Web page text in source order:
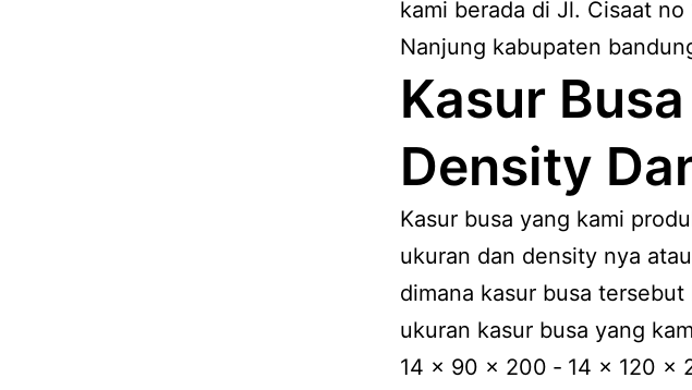
kami berada di Jl. Cisaat
Nanjung kabupaten
Kasur
Density
Kasur busa yang kami
ukuran dan density nya
dimana kasur busa
ukuran kasur busa yang
14 x 90 x 200 ‐ 14 x 120 x